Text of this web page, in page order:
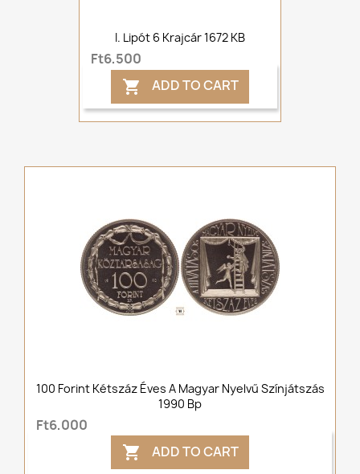
I. Lipót 6 Krajcár 1672 KB
Ft6,500
 ADD TO CART
100 Forint Kétszáz Éves A Magyar Nyelvű Színjátszás
1990 Bp
Ft6,000
 ADD TO CART